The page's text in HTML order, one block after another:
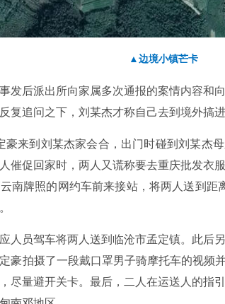
▲边境小镇芒卡
发后派出所向家属多次通报的案情内容和
复追问之下，刘某杰才称自己去到境外搞进
豪来到刘某杰家会合，出门时碰到刘某杰
催促回家时，两人又谎称要去重庆批发衣
南牌照的网约车前来接站，将两人送到距
人员驾车将两人送到临沧市孟定镇。此后
豪拍摄了一段戴口罩男子骑摩托车的视频
尽量避开关卡。最后，二人在运送人的指